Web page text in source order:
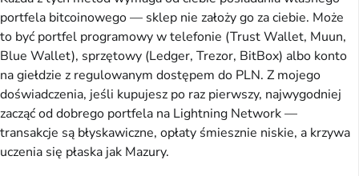
portfela bitcoinowego — sklep nie założy go za ciebie. Może
to być portfel programowy w telefonie (Trust Wallet, Muun,
Blue Wallet), sprzętowy (Ledger, Trezor, BitBox) albo konto
na giełdzie z regulowanym dostępem do PLN. Z mojego
doświadczenia, jeśli kupujesz po raz pierwszy, najwygodniej
zacząć od dobrego portfela na Lightning Network —
transakcje są błyskawiczne, opłaty śmiesznie niskie, a krzywa
uczenia się płaska jak Mazury.